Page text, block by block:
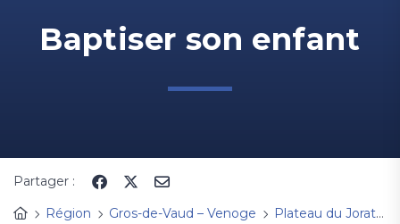
Baptiser son enfant
Partager :
Région
Gros-de-Vaud – Venoge Plateau du Jorat